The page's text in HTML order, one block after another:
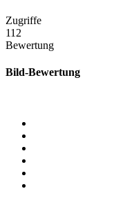
Zugriffe
112
Bewertung
Bild-Bewertung